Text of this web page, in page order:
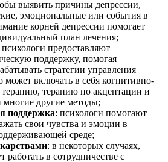
выявить причины депрессии,
эмоциональные или события в
корней депрессии помогает
план лечения;
психологи предоставляют
поддержку, помогая
стратегии управления
может включать в себя когнитивно-
терапию по акцептации и
многие другие методы;
поддержка: психологи помогают
свои чувства и эмоции в
среде;
: в некоторых случаях,
работать в сотрудничестве с